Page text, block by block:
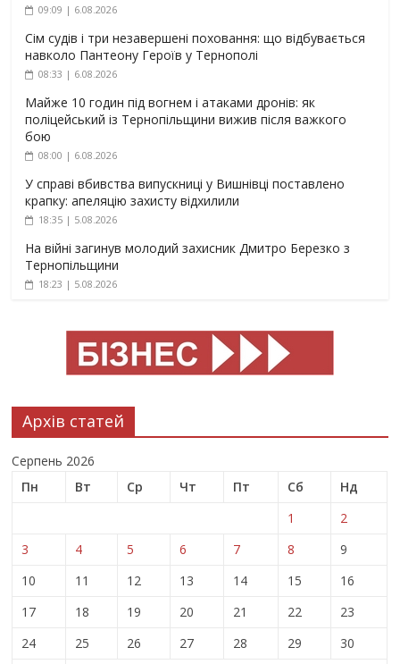
09:09 | 6.08.2026
Сім судів і три незавершені поховання: що відбувається
навколо Пантеону Героїв у Тернополі
08:33 | 6.08.2026
Майже 10 годин під вогнем і атаками дронів: як
поліцейський із Тернопільщини вижив після важкого
бою
08:00 | 6.08.2026
У справі вбивства випускниці у Вишнівці поставлено
крапку: апеляцію захисту відхилили
18:35 | 5.08.2026
На війні загинув молодий захисник Дмитро Березко з
Тернопільщини
18:23 | 5.08.2026
Архів статей
Серпень 2026
Пн
Вт Ср Чт Пт Сб
Нд
1
2
3
4 5 6 7 8
9
10
11 12 13 14 15
16
17
18 19 20 21 22
23
24
25 26 27 28 29
30